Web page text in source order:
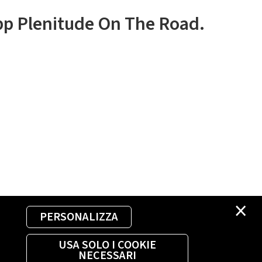
×
PERSONALIZZA
USA SOLO I COOKIE
NECESSARI
Plenitude On The Road.